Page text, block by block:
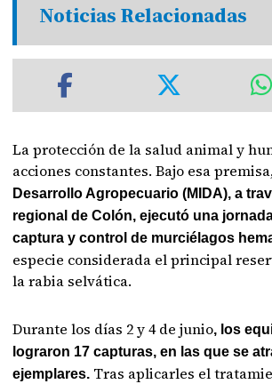
Noticias Relacionadas
La protección de la salud animal y
acciones constantes. Bajo esa
Desarrollo Agropecuario (MIDA), a
regional de Colón, ejecutó una
captura y control de murciélagos
especie considerada el principal
la rabia selvática.
Durante los días 2 y 4 de junio, los
lograron 17 capturas, en las que se
ejemplares. Tras aplicarles el